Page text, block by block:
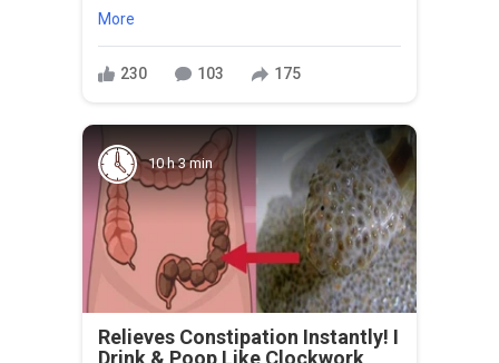
More
230 103 175
10 h 3 min
Relieves Constipation Instantly! I
Drink & Poop Like Clockwork